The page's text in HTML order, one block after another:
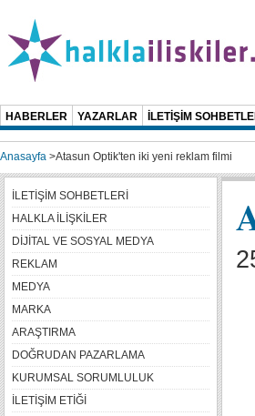
HABERLER YAZARLAR İLETİŞİM
Anasayfa >Atasun Optik'ten iki yeni reklam filmi
İLETİŞİM SOHBETLERİ
HALKLA İLİŞKİLER
DİJİTAL VE SOSYAL MEDYA
REKLAM
MEDYA
MARKA
ARAŞTIRMA
DOĞRUDAN PAZARLAMA
KURUMSAL SORUMLULUK
İLETİŞİM ETİĞİ